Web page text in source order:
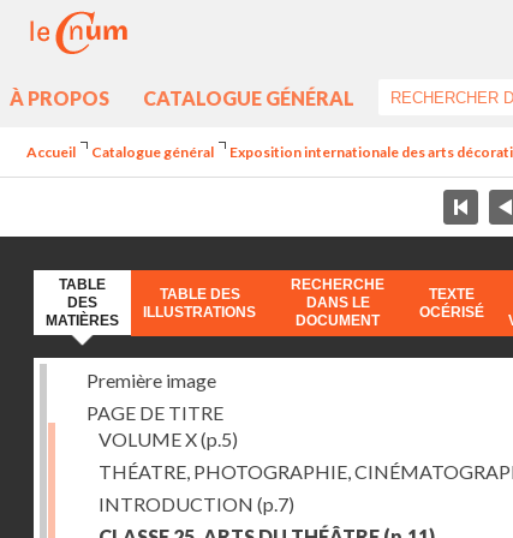
À PROPOS CATALOGUE GÉNÉRAL
Accueil Catalogue général Exposition internationale des arts
TABLE
DES
MATIÈRES
TABLE DES
ILLUSTRATIONS
RECHERCHE
DANS LE
DOCUMENT
TEXTE
OCÉRISÉ
Première image
PAGE DE TITRE
VOLUME X(p.5)
THÉATRE, PHOTOGRAPHIE,
INTRODUCTION (p.7)